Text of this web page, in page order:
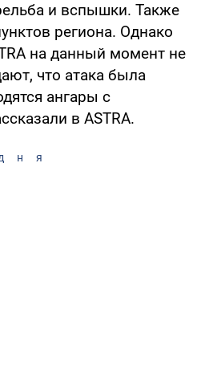
и вспышки. Также
региона. Однако
на данный момент не
что атака была
ангары с
в ASTRA.